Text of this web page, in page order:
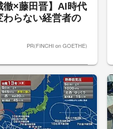
徹×藤田晋】AI時代
わらない経営者の
PR(FINCHI on GOETHE)